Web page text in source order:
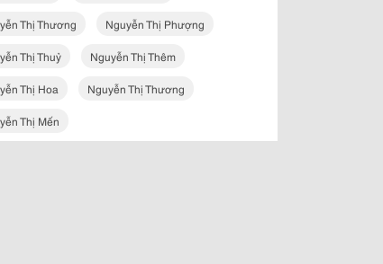
Thị Thương Nguyễn Thị Phượng
Thị Thuỷ Nguyễn Thị Thêm
Thị Hoa Nguyễn Thị Thương
Thị Mến